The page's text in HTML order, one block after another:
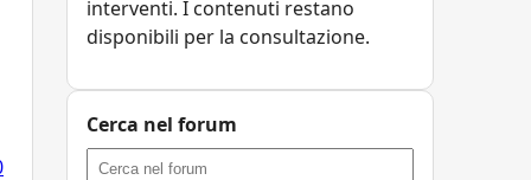
interventi. I contenuti restano
disponibili per la consultazione.
Cerca nel forum